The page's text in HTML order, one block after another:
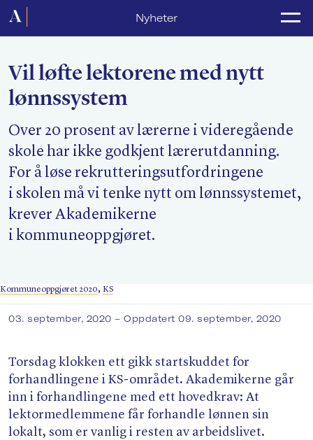
Nyheter
Forside
Lønnsoppgjør
Medlemsforeninger
Kurs og konferanser
For media
Akademikerne Pluss
Nyheter
Søk
Vil løfte lektorene med nytt
lønnssystem
Over 20 prosent av lærerne i videregående
skole har ikke godkjent lærerutdanning.
For å løse rekrutteringsutfordringene
i skolen må vi tenke nytt om lønnssystemet,
krever Akademikerne
i kommuneoppgjøret.
Kommuneoppgjøret 2020, KS
03. september, 2020– Oppdatert 09. september, 2020
Torsdag klokken ett gikk startskuddet for
forhandlingene i KS-området. Akademikerne går
inn i forhandlingene med ett hovedkrav: At
lektormedlemmene får forhandle lønnen sin
lokalt, som er vanlig i resten av arbeidslivet.